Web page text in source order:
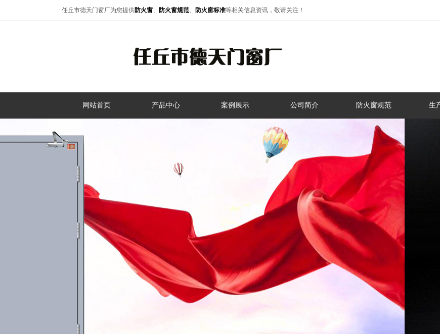
任丘市德天门窗厂为您提供防火窗、 防火窗规范、 防火窗标准等相关信息资讯，敬请关注！
网站首页 产品中心 案例展示 公司简介 防火窗规范
标准
生